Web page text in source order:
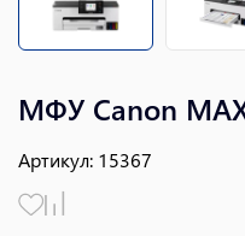
МФУ Canon
Артикул: 15367